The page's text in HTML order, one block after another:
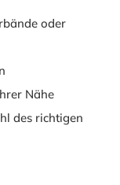
oder
Nähe
des richtigen